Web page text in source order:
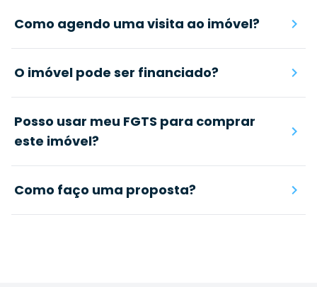
Como agendo uma visita ao imóvel?
O imóvel pode ser financiado?
Posso usar meu FGTS para comprar
este imóvel?
Como faço uma proposta?